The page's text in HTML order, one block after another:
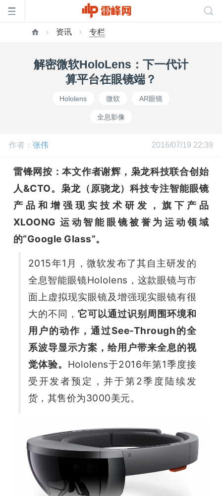
公
开
活
动
中
心
GAIR
资讯 专栏
解密微软HoloLens：下一代计
算平台在眼镜端？
Hololens 微软 AR眼镜
全息影像
作者： 张伟 2016/07/19 22:39
雷锋网按：本文作者谢辉，枭龙科技联合创始
人&CTO。枭龙（原骁龙）科技专注智能眼镜
产品和增强现实技术研发，旗下产品
XLOONG 运动智能眼镜被誉为运动领域
的“Google Glass”。
2015年1月，微软发布了其自主研发的
全息智能眼镜Hololens，这款眼镜与市
面上虚拟现实眼镜及增强现实眼镜有很
大的不同， 它可以通过识别周围环境和
用户的动作，通过See-Through的全
系波导显示方案，给用户带来全息的视
觉体验。 Hololens于2016年第1季度接
受开发者预定，并于第2季度陆续发
货，其售价为3000美元。